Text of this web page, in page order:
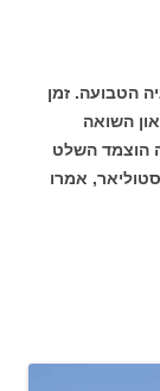
הטבועה. זמן
השואה
הוצמד השלט
אמרו